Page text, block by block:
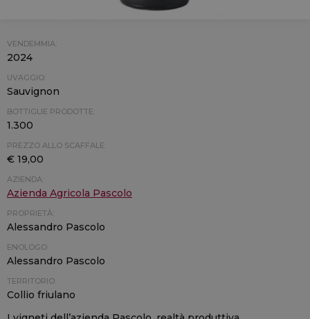
VENDEMMIA:
2024
UVAGGIO:
Sauvignon
BOTTIGLIE PRODOTTE:
1.300
PREZZO ALLO SCAFFALE:
€ 19,00
AZIENDA:
Azienda Agricola Pascolo
PROPRIETÀ:
Alessandro Pascolo
ENOLOGO:
Alessandro Pascolo
TERRITORIO:
Collio friulano